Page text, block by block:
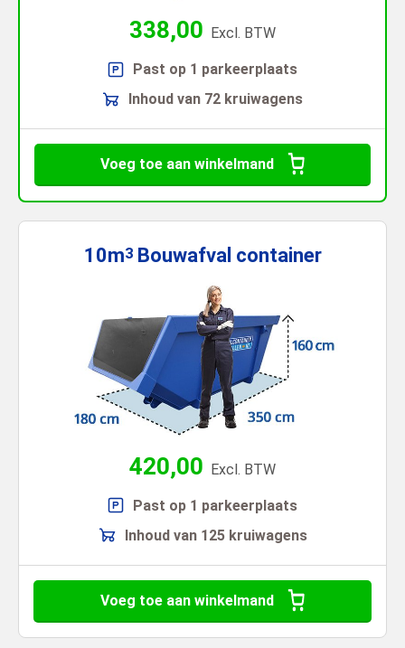
338,00 Excl. BTW
Past op 1 parkeerplaats
Inhoud van 72 kruiwagens
Voeg toe aan winkelmand
10m3 Bouwafval container
420,00 Excl. BTW
Past op 1 parkeerplaats
Inhoud van 125 kruiwagens
Voeg toe aan winkelmand